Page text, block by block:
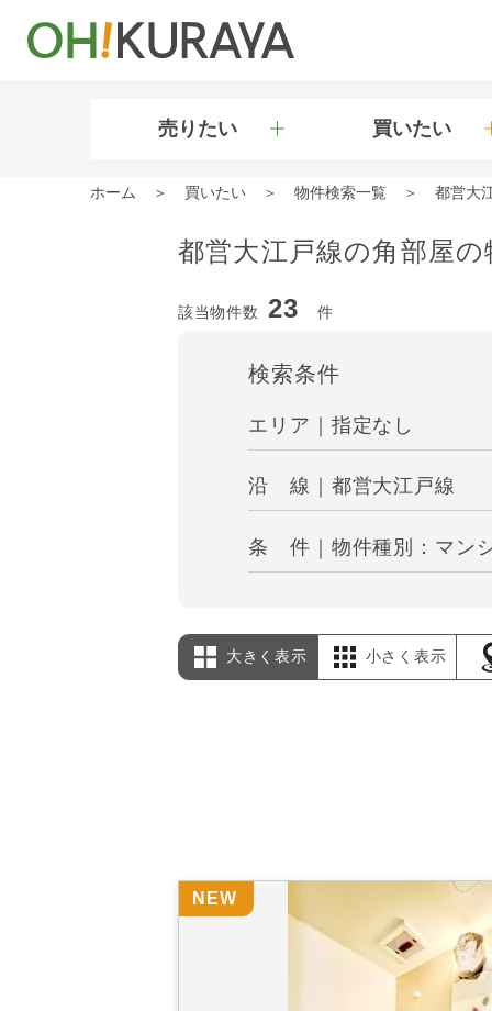
売りたい 買いたい
ホーム 買いたい 物件検索一覧 都営大
都営大江戸線の角部屋の
該当物件数 23 件
検索条件
エリア｜指定なし
沿 線｜都営大江戸線
条 件｜物件種別：マン
大きく表示 小さく表示
NEW